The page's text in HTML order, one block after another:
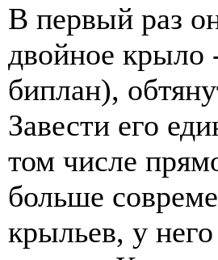
В первый раз
двойное крыло
биплан),
Завести его
том числе
больше
крыльев, у